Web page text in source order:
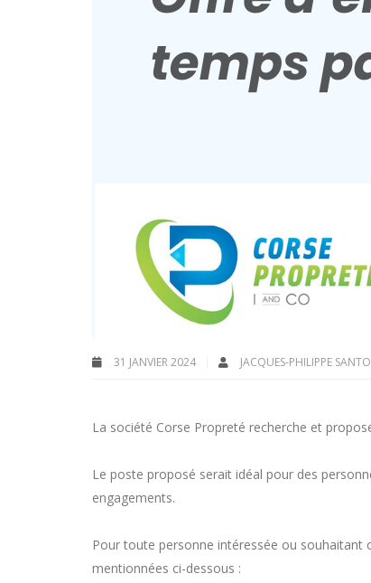
31 JANVIER 2024 JACQUES-PHILIPPE
La société Corse Propreté recherche et
Le poste proposé serait idéal pour des
engagements.
Pour toute personne intéressée ou souhaitant
mentionnées ci-dessous :